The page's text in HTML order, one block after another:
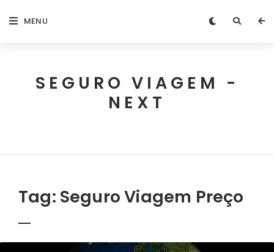
MENU
SEGURO VIAGEM -
NEXT
Tag: Seguro Viagem Preço